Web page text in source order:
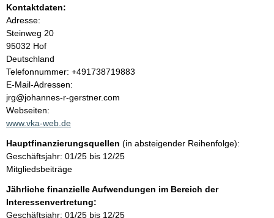
n
h
a
l
t
Kontaktdaten:
Adresse:
Steinweg 20
95032 Hof
Deutschland
K
o
n
t
a
t
i
n
f
o
r
Telefonnummer: +491738719883
E-Mail-Adressen:
jrg@johannes-r-gerstner.com
Webseiten:
www.vka-web.de
Hauptfinanzierungsquellen (in absteigender Reihenfolge):
Geschäftsjahr: 01/25 bis 12/25
Mitgliedsbeiträge
Jährliche finanzielle Aufwendungen im Bereich der
Interessenvertretung:
Geschäftsjahr: 01/25 bis 12/25